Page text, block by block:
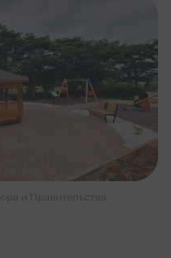
и Правительства